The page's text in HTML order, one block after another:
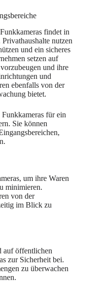
findet in
nutzen
und ein sicheres
setzen auf
und ihre
und
ebenfalls von der
bietet.
Funkkameras für ein
Sie können
um ihre Waren
minimieren.
von der
im Blick zu
auf öffentlichen
zur Sicherheit bei.
zu überwachen